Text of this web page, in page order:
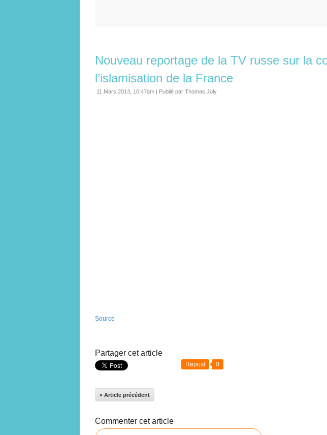
Nouveau reportage de la TV russe sur la
l’islamisation de la France
11 Mars 2013, 10:47am | Publié par Thomas Joly
Source
Partager cet article
Repost 0
« Article précédent
Commenter cet article